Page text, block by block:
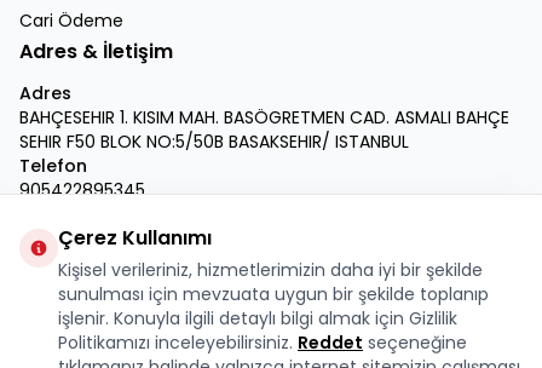
Cari Ödeme
Adres & İletişim
Adres
BAHÇESEHIR 1. KISIM MAH. BASÖGRETMEN CAD. ASMALI BAHÇE
SEHIR F50 BLOK NO:5/50B BASAKSEHIR/ ISTANBUL
Telefon
905422895345
info@krmdukkan.com
Facebook
X İnstagram
YoutubeLinkedin
Çerez Kullanımı
Kişisel verileriniz, hizmetlerimizin daha iyi bir şekilde
sunulması için mevzuata uygun bir şekilde toplanıp
işlenir. Konuyla ilgili detaylı bilgi almak için Gizlilik
Politikamızı inceleyebilirsiniz. Reddet seçeneğine